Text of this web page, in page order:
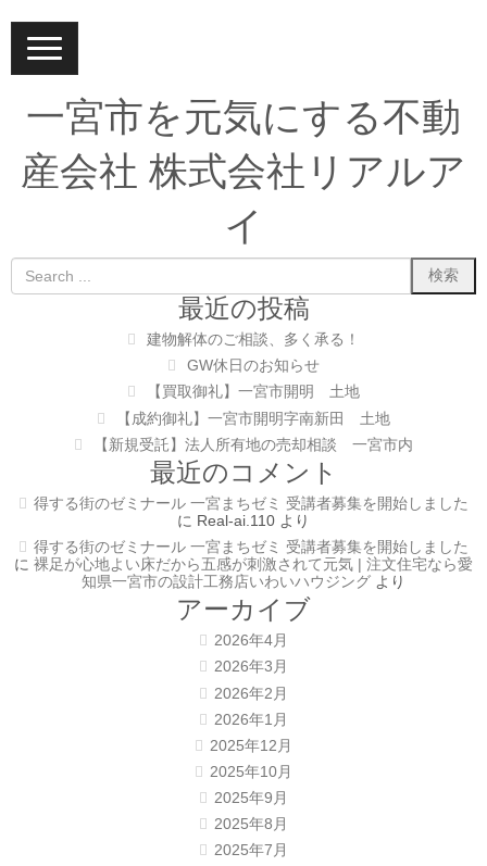
N
a
v
g
i
o
一宮市を元気にする不動
産会社 株式会社リアルア
イ
最近の投稿
建物解体のご相談、多く承る！
GW休日のお知らせ
【買取御礼】一宮市開明 土地
【成約御礼】一宮市開明字南新田 土地
【新規受託】法人所有地の売却相談 一宮市内
最近のコメント
得する街のゼミナール 一宮まちゼミ 受講者募集を開始しました
に Real-ai.110 より
得する街のゼミナール 一宮まちゼミ 受講者募集を開始しました
に 裸足が心地よい床だから五感が刺激されて元気 | 注文住宅なら愛
知県一宮市の設計工務店いわいハウジング より
アーカイブ
2026年4月
2026年3月
2026年2月
2026年1月
2025年12月
2025年10月
2025年9月
2025年8月
2025年7月